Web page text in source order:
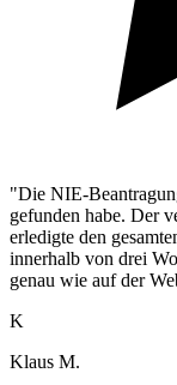
"Die NIE-
gefunden habe. Der
erledigte den
innerhalb von drei
genau wie auf der
K
Klaus M.